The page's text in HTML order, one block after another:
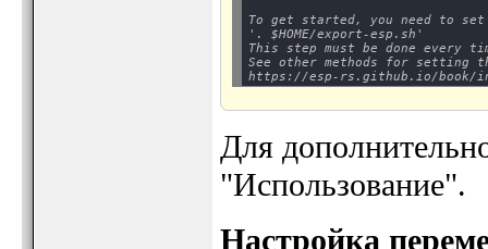
To get started, you need to set
'. $HOME/export-esp.sh'
This step must be done every
See other methods for setting
Для
"Использование".
Настройка